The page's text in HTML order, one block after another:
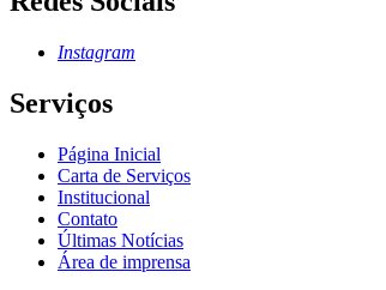
Instagram
Serviços
Página Inicial
Carta de Serviços
Institucional
Contato
Últimas Notícias
Área de imprensa